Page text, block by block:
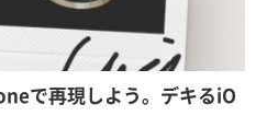
で再現しよう。デキるiO